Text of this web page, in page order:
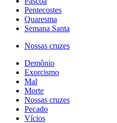
Pentecostes
Quaresma
Semana Santa
Nossas cruzes
Demônio
Exorcismo
Mal
Morte
Nossas cruzes
Pecado
Vícios